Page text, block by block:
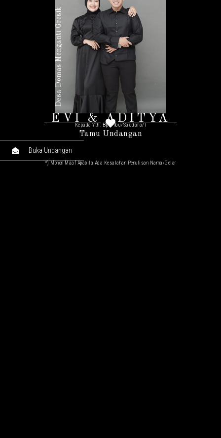
Desa Domas Menganti Gresik
EVI & ADITYA
Kepada Yth: Bpk/Ibu/Saudara/I
Tamu Undangan
Buka Undangan
*) Mohon Maaf Apabila Ada Kesalahan Penulisan Nama/gelar